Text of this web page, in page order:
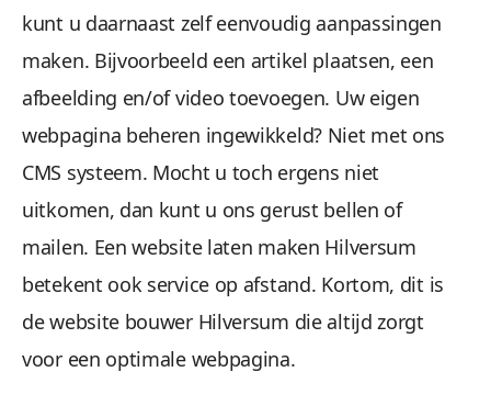
kunt u daarnaast zelf eenvoudig aanpassingen
maken. Bijvoorbeeld een artikel plaatsen, een
afbeelding en/of video toevoegen. Uw eigen
webpagina beheren ingewikkeld? Niet met ons
CMS systeem. Mocht u toch ergens niet
uitkomen, dan kunt u ons gerust bellen of
mailen. Een website laten maken Hilversum
betekent ook service op afstand. Kortom, dit is
de website bouwer Hilversum die altijd zorgt
voor een optimale webpagina.